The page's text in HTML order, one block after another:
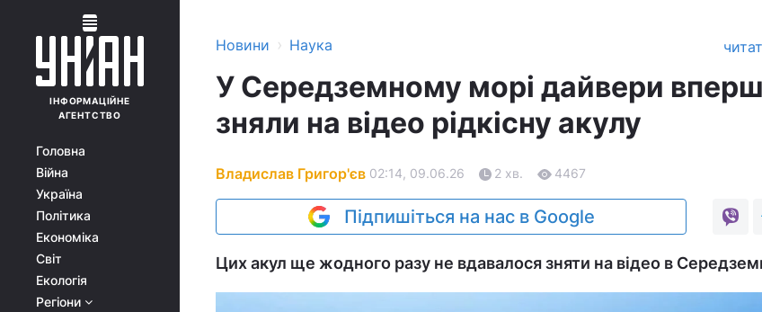
ІНФОРМАЦІЙНЕ
АГЕНТСТВО
Головна
Війна
Україна
Політика
Економіка
Світ
Екологія
Регіони
Новини › Наука
У Середземному морі дайвери
зняли на відео рідкісну акулу
Владислав Григор'єв 02:14, 09.06.26 2 хв. 4467
Підпишіться на нас в Google
Цих акул ще жодного разу не вдавалося зняти на відео в